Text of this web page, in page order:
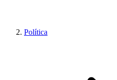
Política